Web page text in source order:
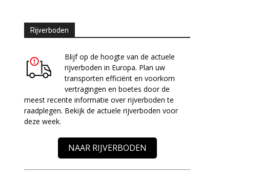
Rijverboden
Blijf op de hoogte van de actuele
rijverboden in Europa. Plan uw
transporten efficiënt en voorkom
vertragingen en boetes door de
meest recente informatie over rijverboden te
raadplegen. Bekijk de actuele rijverboden voor
deze week.
NAAR RIJVERBODEN